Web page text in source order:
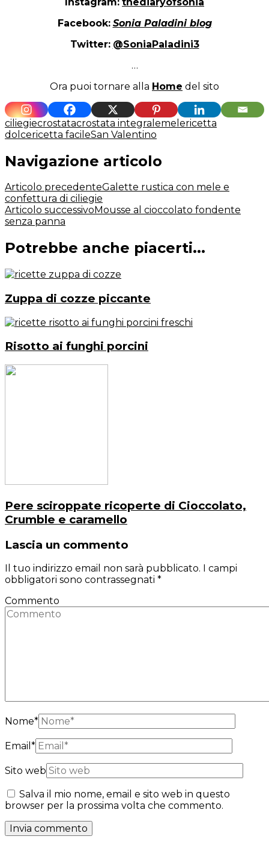
Facebook: Sonia Paladini blog
Twitter: @SoniaPaladini3
…
Ora puoi tornare alla Home del sito
ciliegiecrostatacrostata integralemelericetta
dolcericetta facileSan Valentino
Navigazione articolo
Articolo precedenteGalette rustica con mele e
confettura di ciliegie
Articolo successivo Mousse al cioccolato fondente
senza panna
Potrebbe anche piacerti...
Zuppa di cozze piccante
Risotto ai funghi porcini
Pere sciroppate ricoperte di Cioccolato,
Crumble e caramello
Lascia un commento
Il tuo indirizzo email non sarà pubblicato.
I campi
obbligatori sono contrassegnati *
Commento
Nome*
Email *
Sito web
Salva il mio nome, email e sito web in questo
browser per la prossima volta che commento.